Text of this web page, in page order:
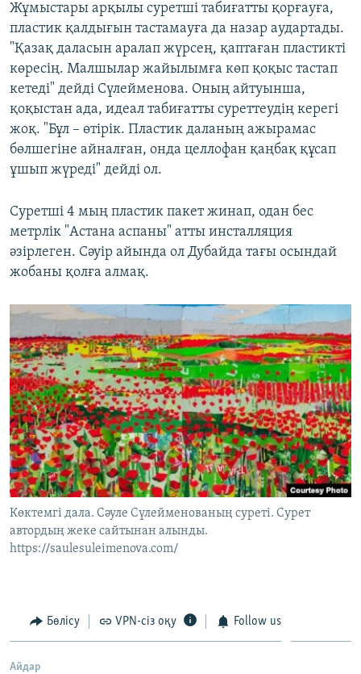
Жұмыстары арқылы суретші табиғатты қорғауға,
пластик қалдығын тастамауға да назар аудартады.
"Қазақ даласын аралап жүрсең, қаптаған пластикті
көресің. Малшылар жайылымға көп қоқыс тастап
кетеді" дейді Сүлейменова. Оның айтуынша,
қоқыстан ада, идеал табиғатты суреттеудің керегі
жоқ. "Бұл – өтірік. Пластик даланың ажырамас
бөлшегіне айналған, онда целлофан қаңбақ құсап
ұшып жүреді" дейді ол.
Суретші 4 мың пластик пакет жинап, одан бес
метрлік "Астана аспаны" атты инсталляция
әзірлеген. Сәуір айында ол Дубайда тағы осындай
жобаны қолға алмақ.
Көктемгі дала. Сәуле Сүлейменованың суреті. Сурет
автордың жеке сайтынан алынды.
https://saulesuleimenova.com/
Бөлісу VPN-сіз оқу Follow us
Айдар